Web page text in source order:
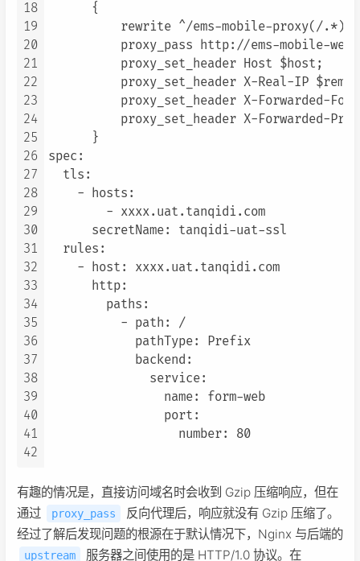
18
19
20
21
22
23
24
25
26
27
28
29
30
31
32
33
34
35
36
37
38
39
40
41
42
      {
rewrite ^/ems-mobile-proxy(/.*)$
proxy_pass http://ems-mobile-
          proxy_set_header Host $host;
proxy_set_header X-Real-IP
proxy_set_header X-Forwarded-For
proxy_set_header X-Forwarded-
      }
spec:
  tls:
    - hosts:
        - xxxx.uat.tanqidi.com
      secretName: tanqidi-uat-ssl
  rules:
    - host: xxxx.uat.tanqidi.com
      http:
        paths:
          - path: /
            pathType: Prefix
            backend:
              service:
                name: form-web
                port:
                  number: 80
有趣的情况是，直接访问域名时会收到 Gzip 压缩响应，但在
通过
proxy_pass
反向代理后，响应就没有 Gzip 压缩了。
经过了解后发现问题的根源在于默认情况下，Nginx 与后端的
upstream 服务器之间使用的是 HTTP/1.0 协议。在